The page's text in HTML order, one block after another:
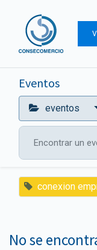
Eventos
eventos
conexion
No se